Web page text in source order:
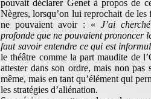
pouvait déclarer Genet à propos de
Nègres, lorsqu’on lui reprochait de les
ne pouvaient avoir : « J’ai
profonde que ne pouvaient prononcer
faut savoir entendre ce qui est
le théâtre comme la part maudite de
attester dans son ordre, mais non pas
même, mais en tant qu’élément qui
les stratégies d’aliénation.